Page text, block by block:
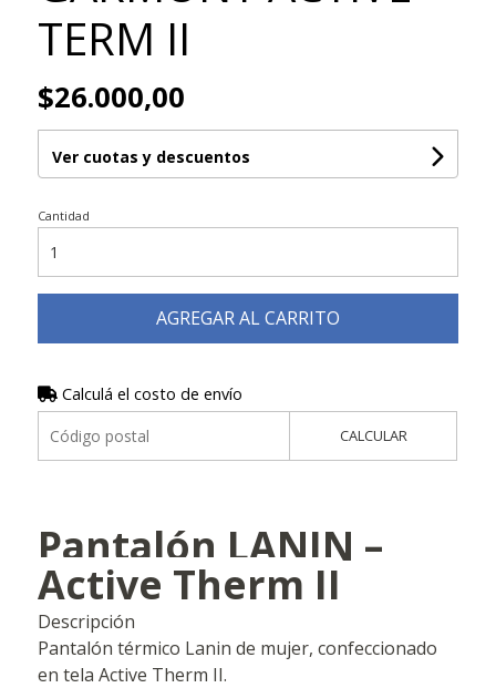
TERM II
$26.000,00
Ver cuotas y descuentos
Cantidad
AGREGAR AL CARRITO
Calculá el costo de envío
CALCULAR
Pantalón LANIN –
Active Therm II
Descripción
Pantalón térmico Lanin de mujer, confeccionado
en tela Active Therm II.